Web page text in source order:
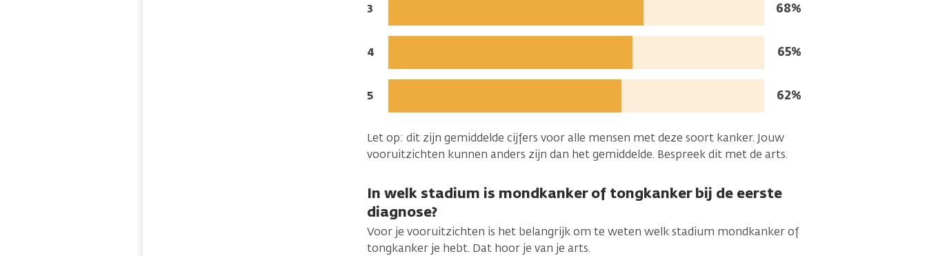
diagnose:
Jaren
diagnose:
3
Mensen
68%
Jaren
diagnose:
4
Mensen
65%
Jaren
diagnose:
5
Mensen
62%
Let op: dit zijn gemiddelde cijfers voor alle mensen met deze soort kanker. Jouw
vooruitzichten kunnen anders zijn dan het gemiddelde. Bespreek dit met de arts.
In welk stadium is mondkanker of tongkanker bij de eerste
diagnose?
Voor je vooruitzichten is het belangrijk om te weten welk stadium mondkanker of
tongkanker je hebt. Dat hoor je van je arts.